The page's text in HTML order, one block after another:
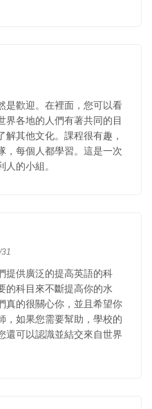
是歡迎。在裡面，您可以看
界各地的人們有著共同的目
其他文化。課程很有趣，
，每個人都學習。這是一次
的小組。
提供廣泛的提高英語的科
的科目來不斷提高你的水
真的很關心你，並且希望你
，如果您需要幫助，學校的
還可以認識並結交來自世界